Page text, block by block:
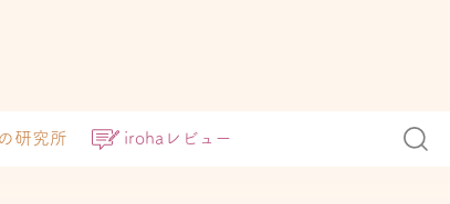
研究所 irohaレビュー